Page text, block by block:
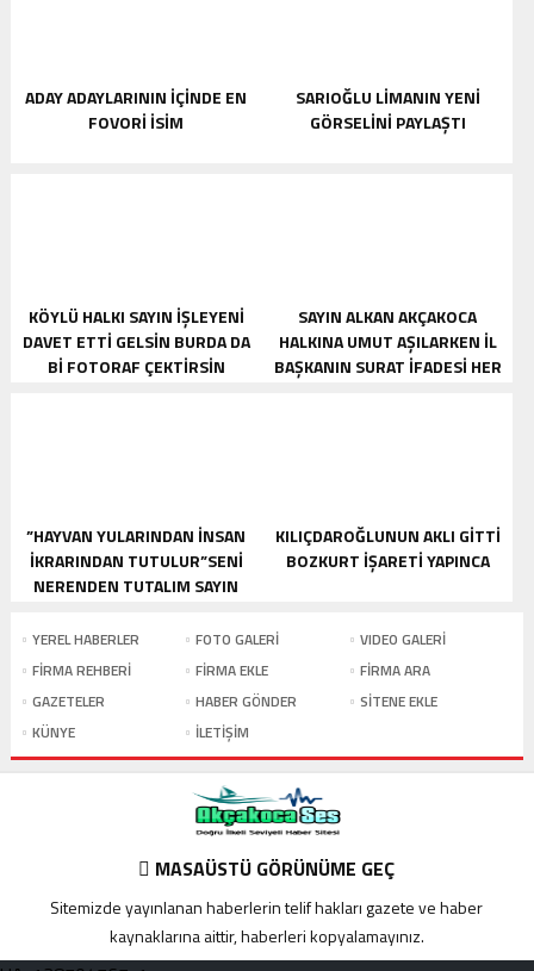
ADAY ADAYLARININ IÇINDE EN
FOVORI ISIM
SARIOĞLU LIMANIN YENI
GÖRSELINI PAYLAŞTI
KÖYLÜ HALKI SAYIN İŞLEYENI
DAVET ETTI GELSIN BURDA DA
BI FOTORAF ÇEKTIRSIN
SAYIN ALKAN AKÇAKOCA
HALKINA UMUT AŞILARKEN İL
BAŞKANIN SURAT İFADESI HER
”HAYVAN YULARINDAN İNSAN
İKRARINDAN TUTULUR”SENI
NERENDEN TUTALIM SAYIN
KILIÇDAROĞLUNUN AKLI GITTI
BOZKURT IŞARETI YAPINCA
YEREL HABERLER FOTO GALERİ
VIDEO GALERİ
FİRMA REHBERİ
FİRMA EKLE
FİRMA ARA
GAZETELER
HABER GÖNDER
SİTENE EKLE
KÜNYE
İLETİŞİM
MASAÜSTÜ GÖRÜNÜME GEÇ
Sitemizde yayınlanan haberlerin telif hakları gazete ve haber
kaynaklarına aittir, haberleri kopyalamayınız.